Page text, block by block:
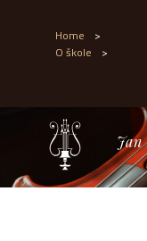
Home >
O škole >
Jan